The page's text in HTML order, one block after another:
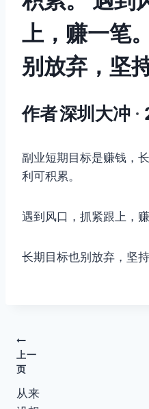
上，赚一笔
别放弃，坚持
作者深圳大冲
副业短期目标是赚钱，
利可积累。
遇到风口，抓紧跟上，赚
长期目标也别放弃，坚持
文
章
上一
页
从来